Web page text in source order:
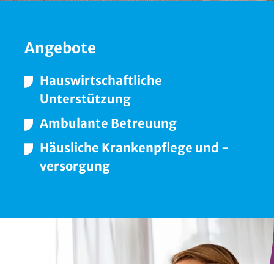
Angebote
Hauswirtschaftliche
Unterstützung
Ambulante Betreuung
Häusliche Krankenpflege und -
versorgung